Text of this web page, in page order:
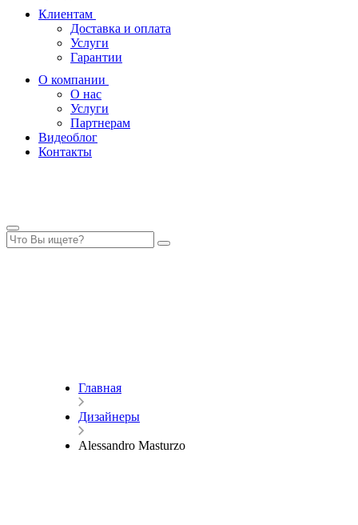
Клиентам
Доставка и оплата
Услуги
Гарантии
О компании
О нас
Услуги
Партнерам
Видеоблог
Контакты
Главная
Дизайнеры
Alessandro Masturzo